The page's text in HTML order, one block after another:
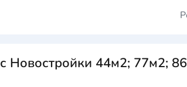
Новостройки 44м2; 77м2;